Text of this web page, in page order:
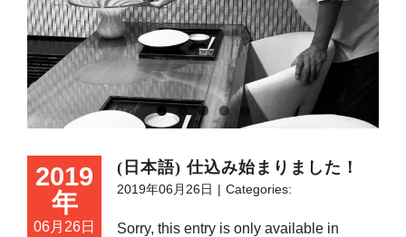
2019
年
06月26日
(日本語) 仕込み始まりました！
2019年06月26日 Categories:
Sorry, this entry is only available in